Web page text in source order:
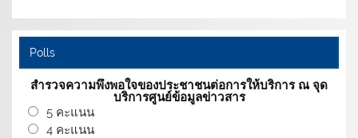
Polls
สำรวจความพึงพอใจของประชาชนต่อการให้บริการ ณ จุด
บริการศูนย์ข้อมูลข่าวสาร
5 คะแนน
4 คะแนน